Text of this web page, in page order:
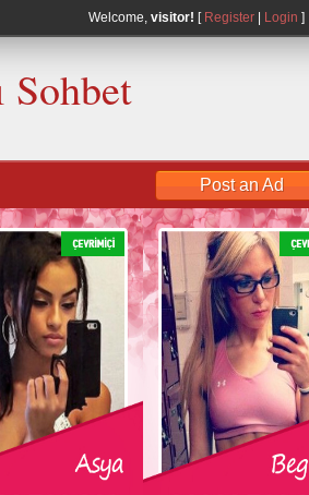
Welcome, visitor! [ Register Login ]
Sohbet
Post an Ad